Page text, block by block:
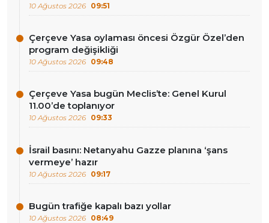
10 Ağustos 2026 09:51
Çerçeve Yasa oylaması öncesi Özgür Özel’den
program değişikliği
10 Ağustos 2026 09:48
Çerçeve Yasa bugün Meclis’te: Genel Kurul
11.00’de toplanıyor
10 Ağustos 2026 09:33
İsrail basını: Netanyahu Gazze planına ‘şans
vermeye’ hazır
10 Ağustos 2026 09:17
Bugün trafiğe kapalı bazı yollar
10 Ağustos 2026 08:49